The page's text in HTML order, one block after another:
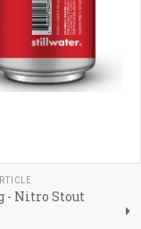
- Nitro Stout